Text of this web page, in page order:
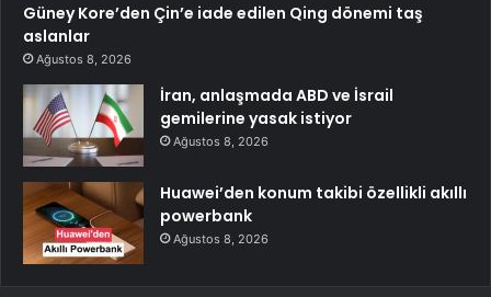
Güney Kore’den Çin’e iade edilen Qing dönemi taş
aslanlar
Ağustos 8, 2026
İran, anlaşmada ABD ve İsrail
gemilerine yasak istiyor
Ağustos 8, 2026
Huawei’den konum takibi özellikli akıllı
powerbank
Ağustos 8, 2026